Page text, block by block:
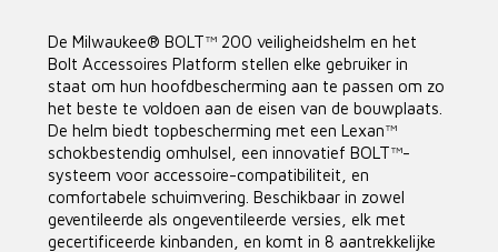
De Milwaukee® BOLT™ 200 veiligheidshelm en het
Bolt Accessoires Platform stellen elke gebruiker in
staat om hun hoofdbescherming aan te passen om zo
het beste te voldoen aan de eisen van de bouwplaats.
De helm biedt topbescherming met een Lexan™
schokbestendig omhulsel, een innovatief BOLT™-
systeem voor accessoire-compatibiliteit, en
comfortabele schuimvering. Beschikbaar in zowel
geventileerde als ongeventileerde versies, elk met
gecertificeerde kinbanden, en komt in 8 aantrekkelijke